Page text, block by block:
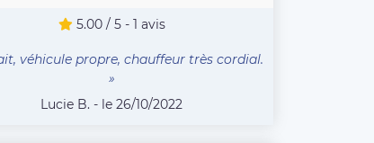
5.00 / 5 - 1 avis
véhicule propre, chauffeur très cordial.
»
Lucie B. - le 26/10/2022